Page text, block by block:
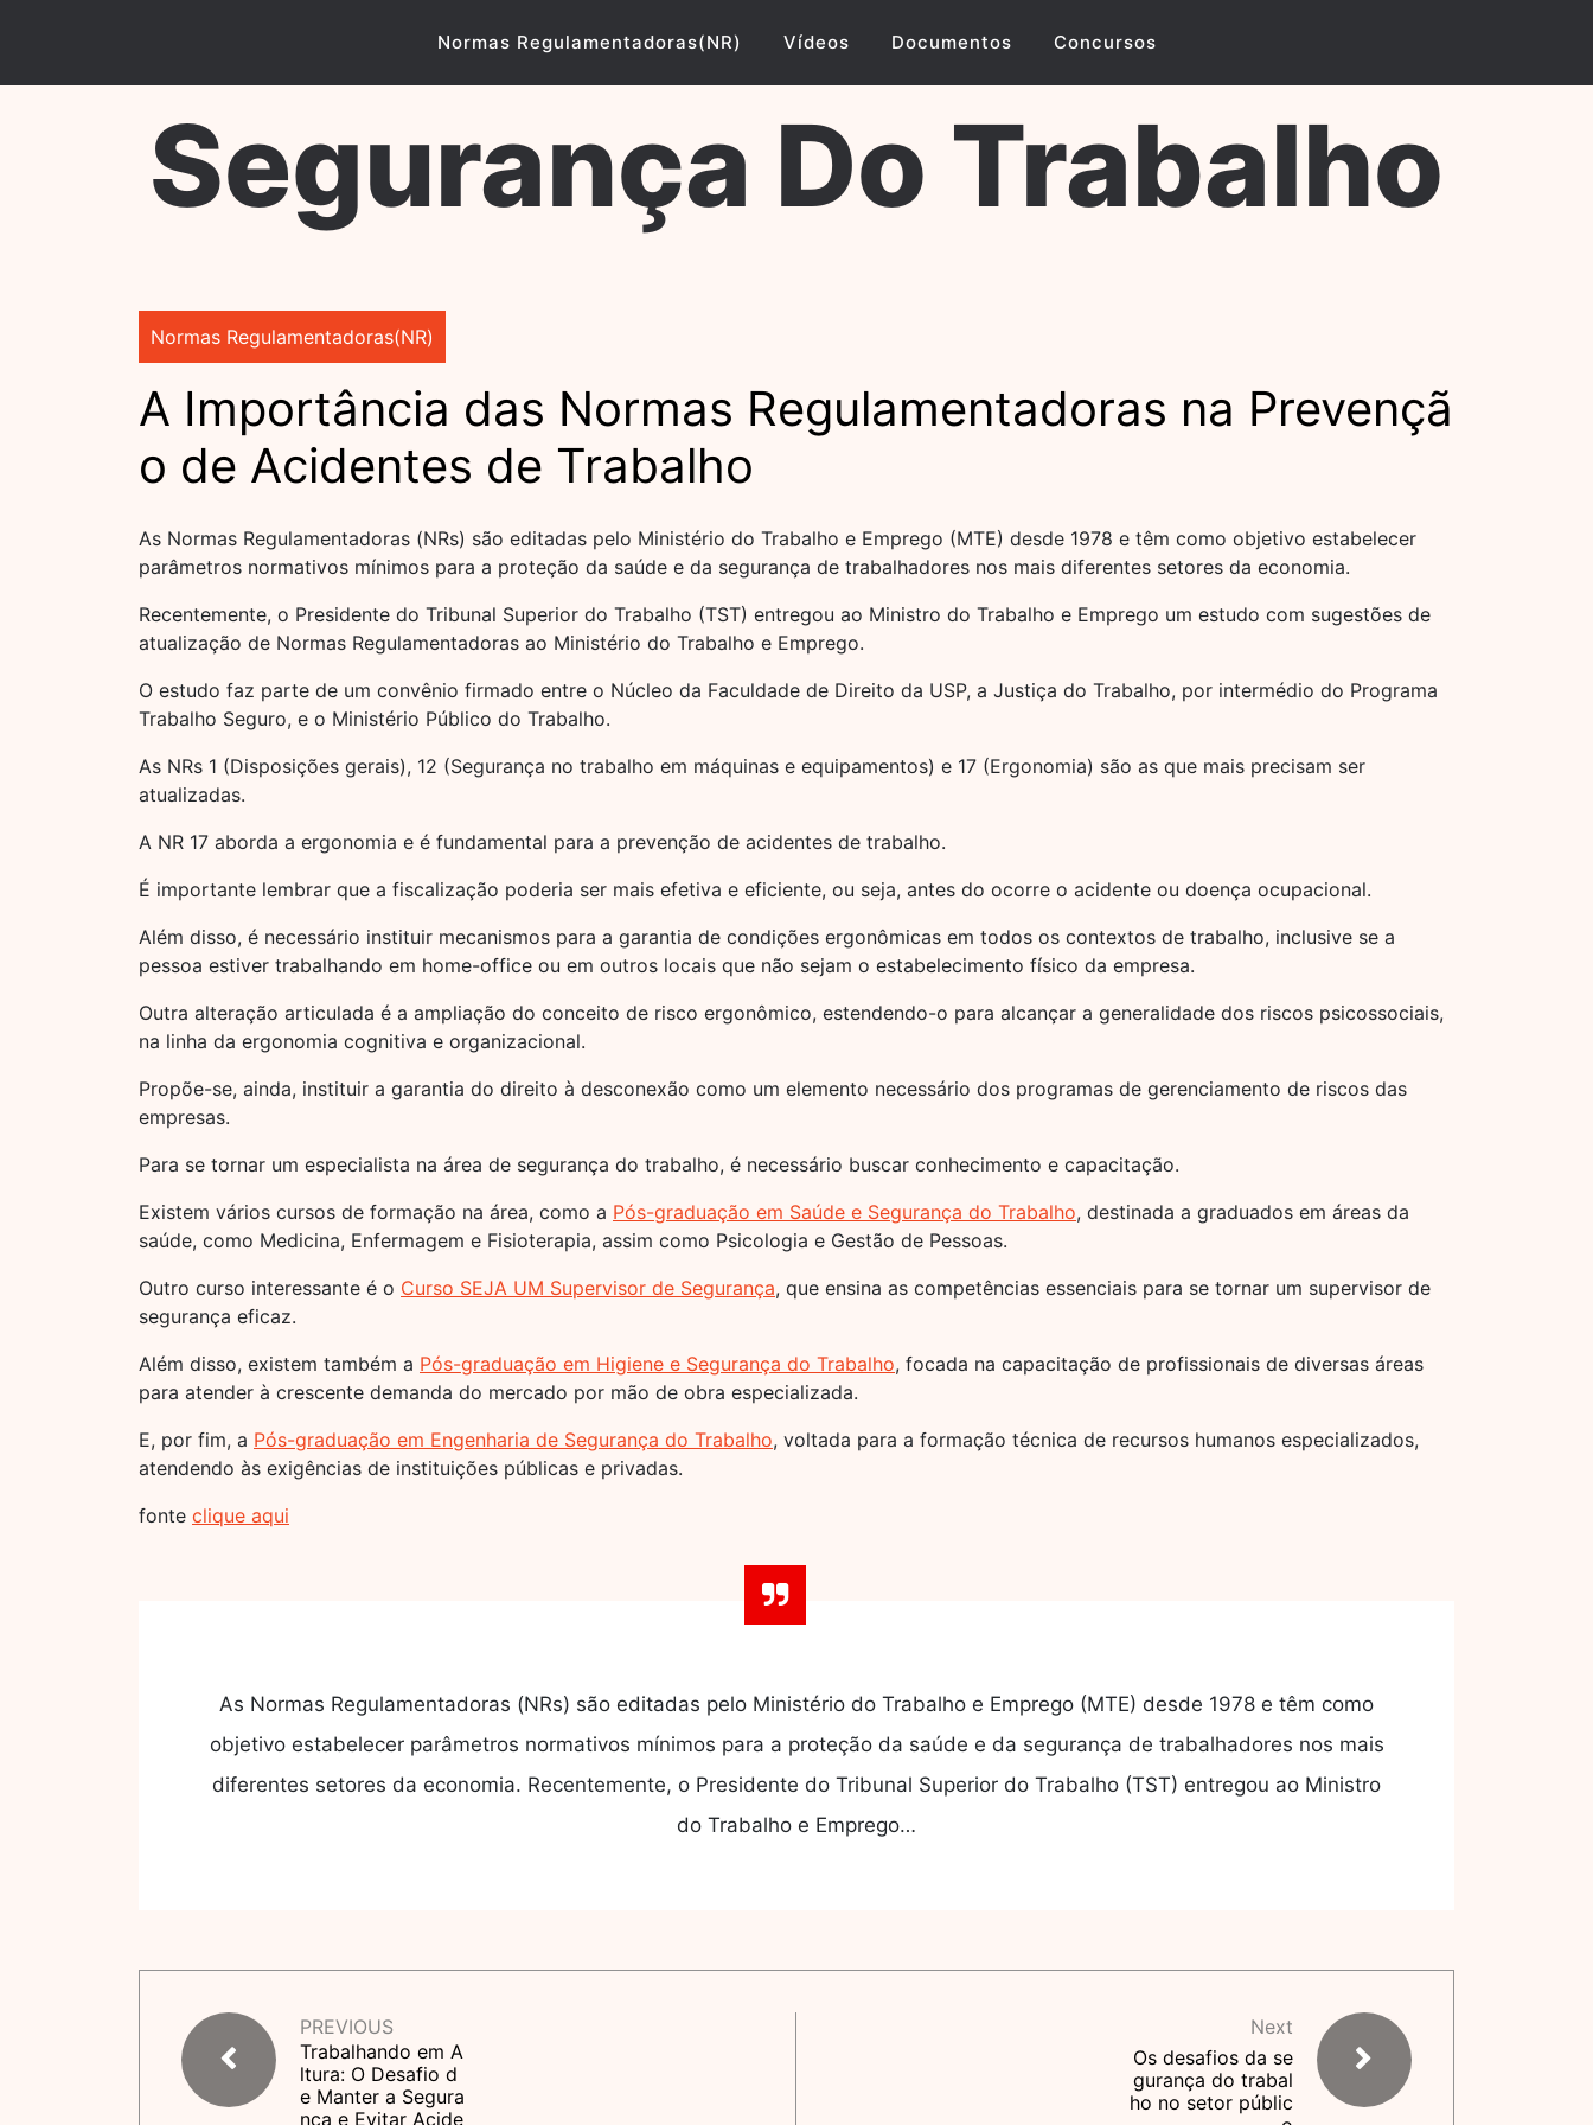
Normas Regulamentadoras(NR) Vídeos Documentos Concursos
Segurança Do Trabalho
Normas Regulamentadoras(NR)
A Importância das Normas Regulamentadoras na Prevençã
o de Acidentes de Trabalho
As Normas Regulamentadoras (NRs) são editadas pelo Ministério do Trabalho e Emprego (MTE) desde 1978 e têm como objetivo estabelecer
parâmetros normativos mínimos para a proteção da saúde e da segurança de trabalhadores nos mais diferentes setores da economia.
Recentemente, o Presidente do Tribunal Superior do Trabalho (TST) entregou ao Ministro do Trabalho e Emprego um estudo com sugestões de
atualização de Normas Regulamentadoras ao Ministério do Trabalho e Emprego.
O estudo faz parte de um convênio firmado entre o Núcleo da Faculdade de Direito da USP, a Justiça do Trabalho, por intermédio do Programa
Trabalho Seguro, e o Ministério Público do Trabalho.
As NRs 1 (Disposições gerais), 12 (Segurança no trabalho em máquinas e equipamentos) e 17 (Ergonomia) são as que mais precisam ser
atualizadas.
A NR 17 aborda a ergonomia e é fundamental para a prevenção de acidentes de trabalho.
É importante lembrar que a fiscalização poderia ser mais efetiva e eficiente, ou seja, antes do ocorre o acidente ou doença ocupacional.
Além disso, é necessário instituir mecanismos para a garantia de condições ergonômicas em todos os contextos de trabalho, inclusive se a
pessoa estiver trabalhando em home-office ou em outros locais que não sejam o estabelecimento físico da empresa.
Outra alteração articulada é a ampliação do conceito de risco ergonômico, estendendo-o para alcançar a generalidade dos riscos psicossociais,
na linha da ergonomia cognitiva e organizacional.
Propõe-se, ainda, instituir a garantia do direito à desconexão como um elemento necessário dos programas de gerenciamento de riscos das
empresas.
Para se tornar um especialista na área de segurança do trabalho, é necessário buscar conhecimento e capacitação.
Existem vários cursos de formação na área, como a Pós-graduação em Saúde e Segurança do Trabalho, destinada a graduados em áreas da
saúde, como Medicina, Enfermagem e Fisioterapia, assim como Psicologia e Gestão de Pessoas.
Outro curso interessante é o Curso SEJA UM Supervisor de Segurança, que ensina as competências essenciais para se tornar um supervisor de
segurança eficaz.
Além disso, existem também a Pós-graduação em Higiene e Segurança do Trabalho, focada na capacitação de profissionais de diversas áreas
para atender à crescente demanda do mercado por mão de obra especializada.
E, por fim, a Pós-graduação em Engenharia de Segurança do Trabalho, voltada para a formação técnica de recursos humanos especializados,
atendendo às exigências de instituições públicas e privadas.
fonte clique aqui
As Normas Regulamentadoras (NRs) são editadas pelo Ministério do Trabalho e Emprego (MTE) desde 1978 e têm como
objetivo estabelecer parâmetros normativos mínimos para a proteção da saúde e da segurança de trabalhadores nos mais
diferentes setores da economia. Recentemente, o Presidente do Tribunal Superior do Trabalho (TST) entregou ao Ministro
do Trabalho e Emprego…
PREVIOUS
Trabalhando em A
ltura: O Desafio d
e Manter a Segura
nça e Evitar Acide
Next
Os desafios da se
gurança do trabal
ho no setor públic